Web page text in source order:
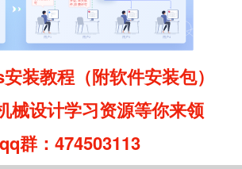
装教程（附软件安装包）
械设计学习资源等你来领
群：474503113